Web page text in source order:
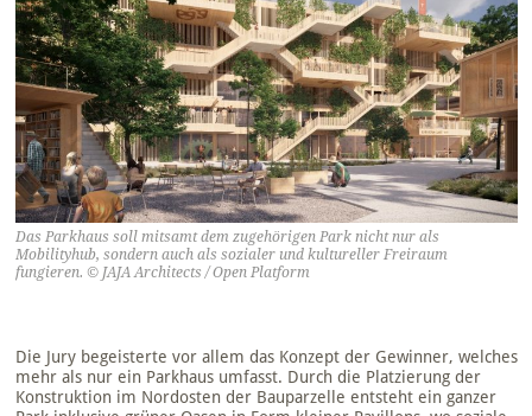
Das Parkhaus soll mitsamt dem zugehörigen Park nicht nur als
Mobilityhub, sondern auch als sozialer und kultureller Freiraum
fungieren. © JAJA Architects / Open Platform
Die Jury begeisterte vor allem das Konzept der Gewinner, welches
mehr als nur ein Parkhaus umfasst. Durch die Platzierung der
Konstruktion im Nordosten der Bauparzelle entsteht ein ganzer